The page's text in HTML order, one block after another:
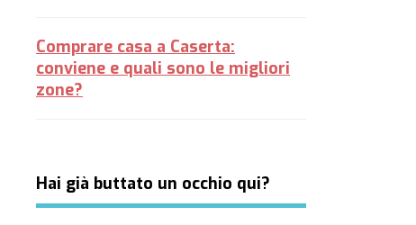
Comprare casa a Caserta:
conviene e quali sono le migliori
zone?
Hai già buttato un occhio qui?